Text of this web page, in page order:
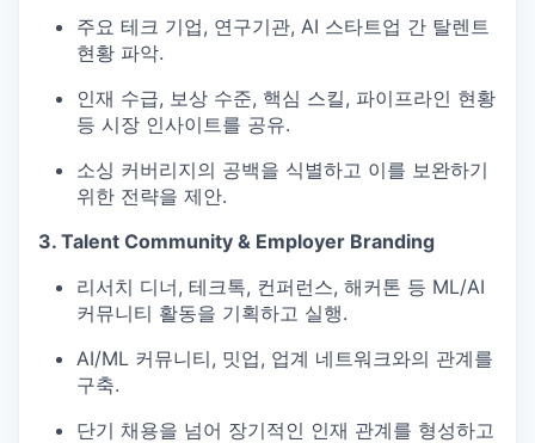
주요 테크 기업, 연구기관, AI 스타트업 간 탈렌트
현황 파악.
인재 수급, 보상 수준, 핵심 스킬, 파이프라인 현황
등 시장 인사이트를 공유.
소싱 커버리지의 공백을 식별하고 이를 보완하기
위한 전략을 제안.
3. Talent Community & Employer Branding
리서치 디너, 테크톡, 컨퍼런스, 해커톤 등 ML/AI
커뮤니티 활동을 기획하고 실행.
AI/ML 커뮤니티, 밋업, 업계 네트워크와의 관계를
구축.
단기 채용을 넘어 장기적인 인재 관계를 형성하고